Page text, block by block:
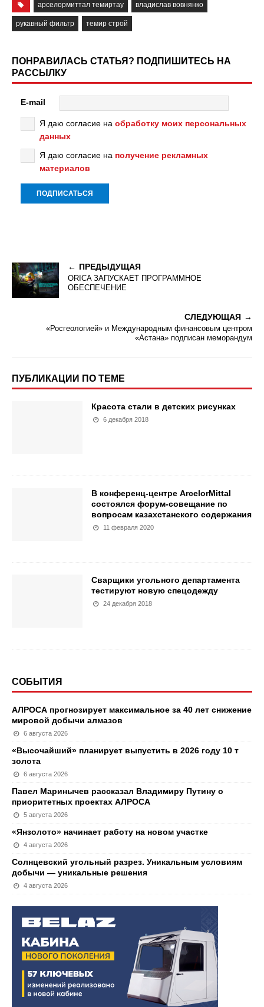
арселормиттал темиртау владислав вовнянко
рукавный фильтр темир строй
ПОНРАВИЛАСЬ СТАТЬЯ? ПОДПИШИТЕСЬ НА
РАССЫЛКУ
E-mail
Я даю согласие на обработку моих персональных
данных
Я даю согласие на получение рекламных
материалов
ПРЕДЫДУЩАЯ
ORICA ЗАПУСКАЕТ ПРОГРАММНОЕ
ОБЕСПЕЧЕНИЕ
СЛЕДУЮЩАЯ
«Росгеологией» и Международным финансовым центром
«Астана» подписан меморандум
ПУБЛИКАЦИИ ПО ТЕМЕ
Красота стали в детских рисунках
6 декабря 2018
В конференц-центре ArcelorMittal
состоялся форум-совещание по
вопросам казахстанского содержания
11 февраля 2020
Сварщики угольного департамента
тестируют новую спецодежду
24 декабря 2018
СОБЫТИЯ
АЛРОСА прогнозирует максимальное за 40 лет снижение
мировой добычи алмазов
6 августа 2026
«Высочайший» планирует выпустить в 2026 году 10 т
золота
6 августа 2026
Павел Маринычев рассказал Владимиру Путину о
приоритетных проектах АЛРОСА
5 августа 2026
«Янзолото» начинает работу на новом участке
4 августа 2026
Солнцевский угольный разрез. Уникальным условиям
добычи — уникальные решения
4 августа 2026